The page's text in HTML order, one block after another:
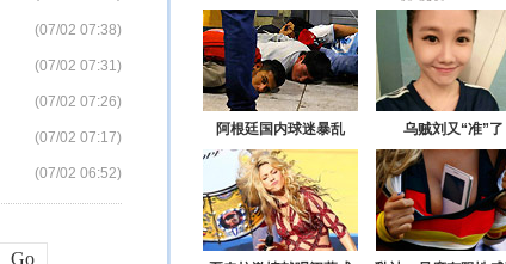
(07/02 07:38)
(07/02 07:31)
(07/02 07:26)
(07/02 07:17)
(07/02 06:52)
Go
阿根廷国内球迷暴乱 乌贼刘又“准”了